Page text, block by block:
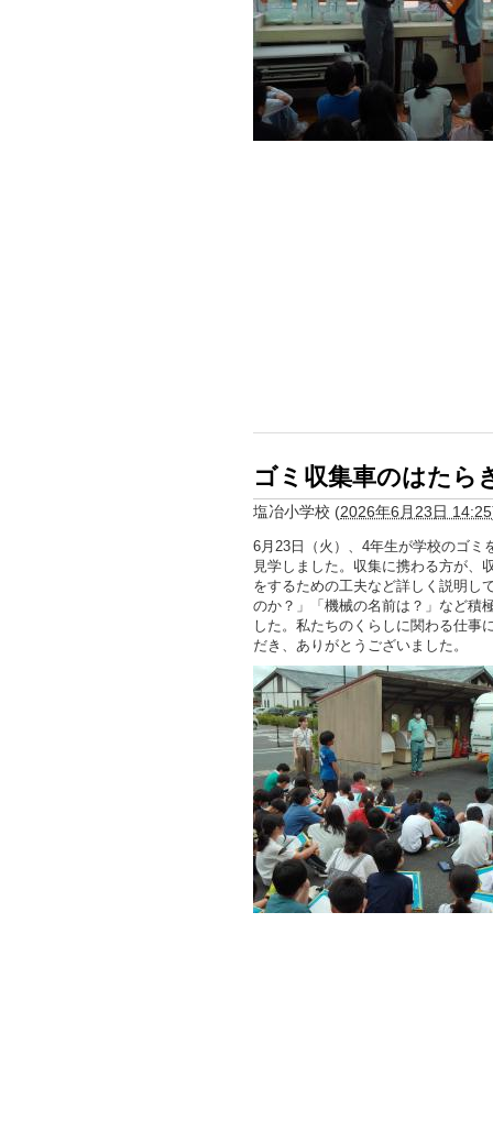
ゴミ収集車のはたら
塩冶小学校 (2026年6月23日 14:25
6月23日（火）、4年生が学校のゴミ
見学しました。収集に携わる方が、
をするための工夫など詳しく説明し
のか？」「機械の名前は？」など積
した。私たちのくらしに関わる仕事
だき、ありがとうございました。